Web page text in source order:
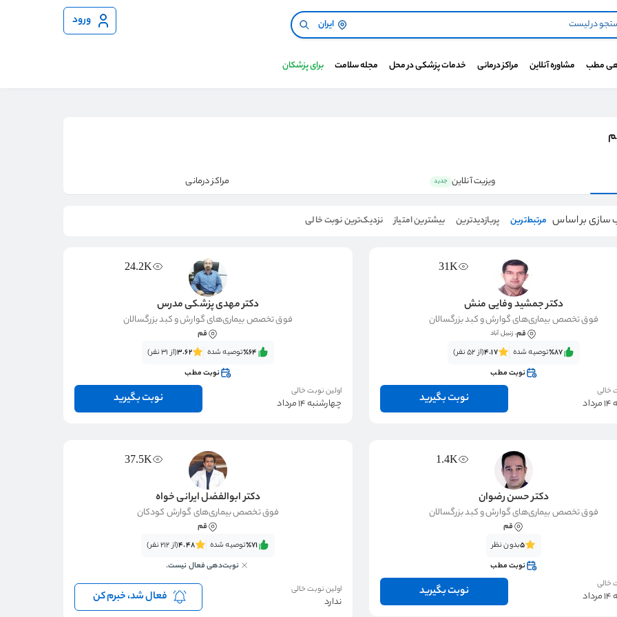
ایران ورود
مطب مشاوره آنلاین مراکز درمانی خدمات پزشکی در محل مجله سلامت برای پزشکان
ویزیت آنلاین جدید مراکز درمانی
سازی بر اساس مرتبط‌ترین پربازدیدترین بیشترین امتیاز نزدیک‌ترین نوبت خالی
31K
دکتر جمشید وفایی منش
فوق تخصص بیماری‌های گوارش و کبد بزرگسالان
قم، زنبیل آباد
٪87‌‌‌توصیه شده 4.17(از 52 نفر)
نوبت مطب
خالی
نوبت بگیرید
24.2K
دکتر مهدی پزشکی مدرس
فوق تخصص بیماری‌های گوارش و کبد بزرگسالان
قم
٪64‌‌‌توصیه شده 3.62(از 31 نفر)
نوبت مطب
اولین نوبت خالی
چهارشنبه 14 مرداد نوبت بگیرید
1.4K
دکتر حسن رضوان
فوق تخصص بیماری‌های گوارش و کبد بزرگسالان
قم
5بدون نظر
نوبت مطب
خالی
نوبت بگیرید
37.5K
دکتر ابوالفضل ایرانی خواه
فوق تخصص بیماری‌های گوارش کودکان
قم
٪71‌‌‌توصیه شده 4.48(از 212 نفر)
نوبت‌دهی فعال نیست.
اولین نوبت خالی
ندارد فعال شد، خبرم کن